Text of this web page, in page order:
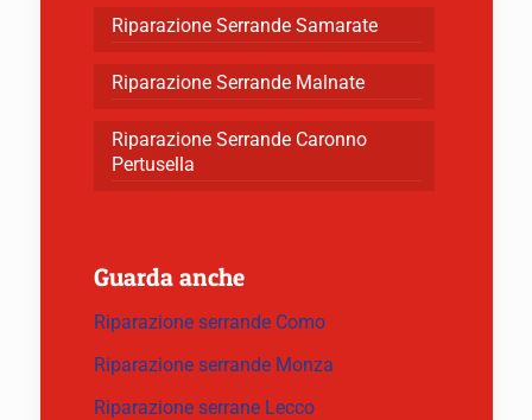
Riparazione Serrande Samarate
Riparazione Serrande Malnate
Riparazione Serrande Caronno
Pertusella
Guarda anche
Riparazione serrande Como
Riparazione serrande Monza
Riparazione serrane Lecco